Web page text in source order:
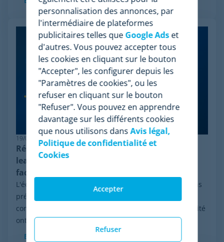
19/06/2026
Résilience en pricing : pourquoi Minderest est
leader dans le monitoring de la concurrence
face aux systèmes anti-bot
L'écosystème du e-commerce évolue à une vitesse sans
précédent. Ces dernières semaines, les mutations
constantes et le renforcement global de la cybersécurité
ont provoqué des pannes massives de...
En savoir plus
personnalisation des annonces, par
l'intermédiaire de plateformes
publicitaires telles que Google Adset
d'autres. Vous pouvez accepter tous
les cookies en cliquant sur le bouton
"Accepter", les configurer depuis les
"Paramètres de cookies", ou les
refuser en cliquant sur le bouton
"Refuser". Vous pouvez en apprendre
davantage sur les différents cookies
que nous utilisons dansAvis légal,
Politique de confidentialité et
Cookies
Refuser
Accepter